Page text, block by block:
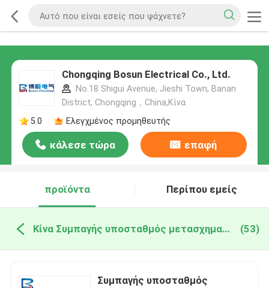
Chongqing Bosun Electrical Co., Ltd.
No.18 Shigui Avenue, Jieshi Town, Banan
District, Chongqing，China,Κίνα
5.0
Ελεγχμένος προμηθευτής
κάλεσε τώρα επαφή
προϊόντα Περίπου εμείς
Κίνα Συμπαγής υποσταθμός μετασχηματιστών (53)
Συμπαγής υποσταθμός